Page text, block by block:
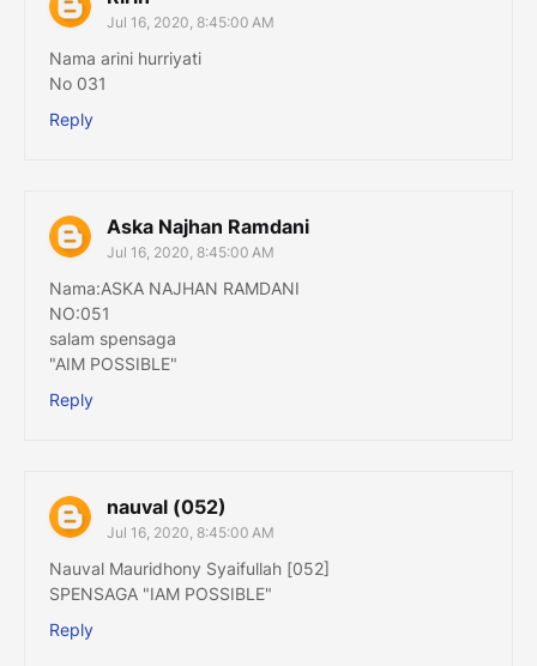
Jul 16, 2020, 8:45:00 AM
Nama arini hurriyati
No 031
Reply
Aska Najhan Ramdani
Jul 16, 2020, 8:45:00 AM
Nama:ASKA NAJHAN RAMDANI
NO:051
salam spensaga
"AIM POSSIBLE"
Reply
nauval (052)
Jul 16, 2020, 8:45:00 AM
Nauval Mauridhony Syaifullah [052]
SPENSAGA "IAM POSSIBLE"
Reply